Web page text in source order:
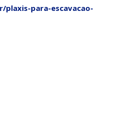
para-escavacao-